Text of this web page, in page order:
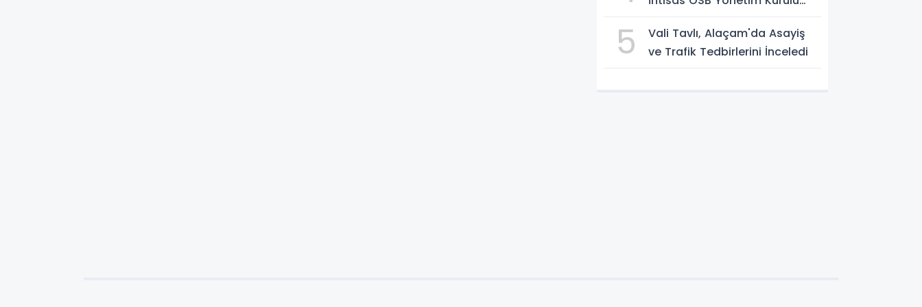
5
Vali Tavlı, Alaçam'da Asayiş
ve Trafik Tedbirlerini İnceledi